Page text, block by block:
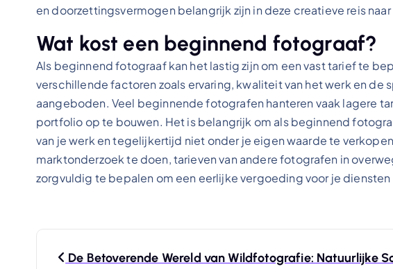
en doorzettingsvermogen belangrijk zijn in deze creatieve reis
Wat kost een beginnend fotograaf?
Als beginnend fotograaf kan het lastig zijn om een vast tarief te
verschillende factoren zoals ervaring, kwaliteit van het werk en
aangeboden. Veel beginnende fotografen hanteren vaak lagere
portfolio op te bouwen. Het is belangrijk om als beginnend
van je werk en tegelijkertijd niet onder je eigen waarde te
marktonderzoek te doen, tarieven van andere fotografen in
zorgvuldig te bepalen om een eerlijke vergoeding voor je diensten
De Betoverende Wereld van Wildfotografie: Natuurlijke